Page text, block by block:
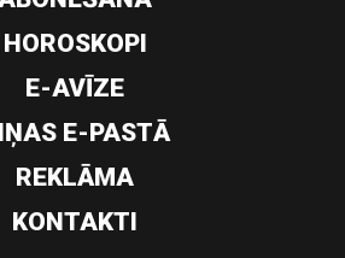
HOROSKOPI
E-AVĪZE
E-PASTĀ
REKLĀMA
KONTAKTI